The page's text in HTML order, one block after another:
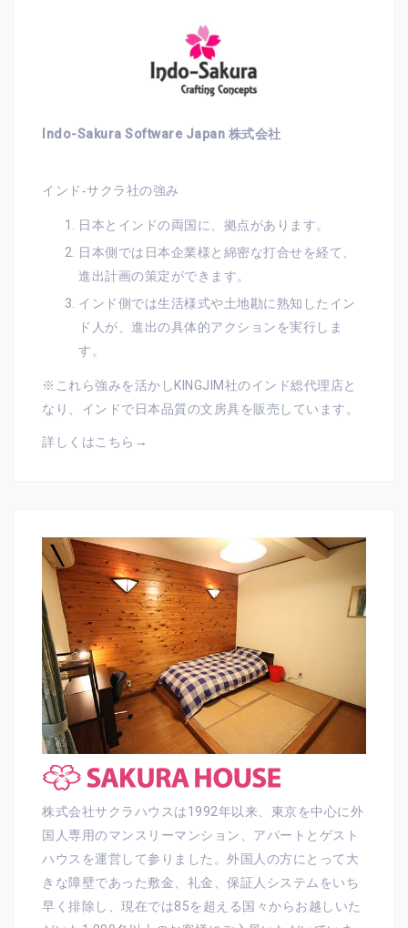
Indo-Sakura Software Japan 株式会社
インド‐サクラ社の強み
日本とインドの両国に、拠点があります。
日本側では日本企業様と綿密な打合せを経て、
進出計画の策定ができます。
インド側では生活様式や土地勘に熟知したイン
ド人が、進出の具体的アクションを実行しま
す。
※これら強みを活かしKINGJIM社のインド総代理店と
なり、インドで日本品質の文房具を販売しています。
詳しくはこちら→
株式会社サクラハウスは1992年以来、東京を中心に外
国人専用のマンスリーマンション、アパートとゲスト
ハウスを運営して参りました。外国人の方にとって大
きな障壁であった敷金、礼金、保証人システムをいち
早く排除し、現在では85を超える国々からお越しいた